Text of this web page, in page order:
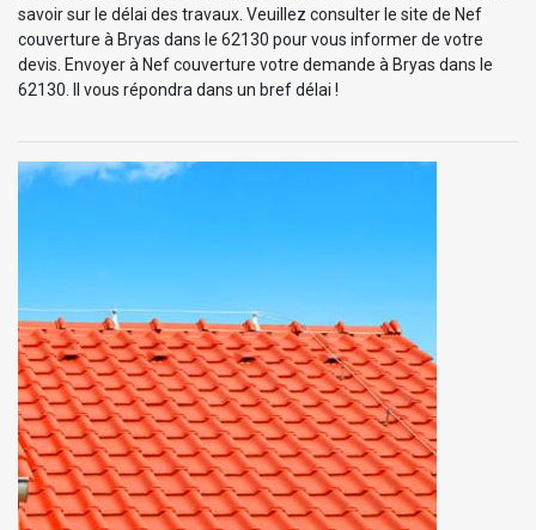
savoir sur le délai des travaux. Veuillez consulter le site de Nef
couverture à Bryas dans le 62130 pour vous informer de votre
devis. Envoyer à Nef couverture votre demande à Bryas dans le
62130. Il vous répondra dans un bref délai !